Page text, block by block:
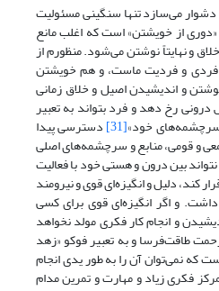
می‌سازد تنها سنگینی مسئولیت
از خویشتن» است که اغلب مانع
و نهایتاً نوشتن می‌شود. منظورم از
و فردیت ماست، و هم خویشتن
و اندیشیدن اصیل و خلاق زمانی
رخ دهد و فرد بتواند به تعبیر
[31] دسترسی پیدا
و قومی، منابع و سرچشمه‌های اصلی
بین درون و هستی خود با فعالیت
کند، دلیل و انگیزه‌ای قوی و نیرومند
و اگر انگیزه‌ای قوی برای کسی
و انجام کار فکری مولد نخواهد
طاقت‌فرسا و به تعبیر فوکو «زهد
که نمی‌توان آن را به طور یدی انجام
فکری زیاد و مهارت و تمرین مدام